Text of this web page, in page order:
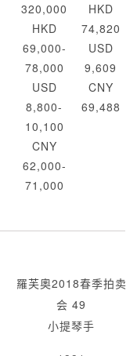
320,000
HKD
69,000-
78,000
USD
8,800-
10,100
CNY
62,000-
71,000
HKD
74,820
USD
9,609
CNY
69,488
羅芙奧2018春季拍卖
会 49
小提琴手